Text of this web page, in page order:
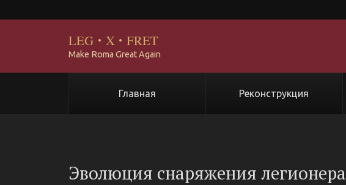
LEG · X · FRET
Make Roma Great Again
Главная Реконструкция
Эволюция снаряжения легионера